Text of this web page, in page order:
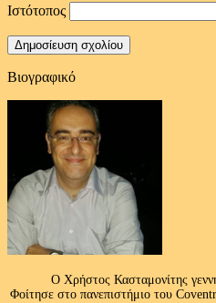
Ιστότοπος
Βιογραφικό
Ο Χρήστος Κασταμονίτης
Φοίτησε στο πανεπιστήμιο του